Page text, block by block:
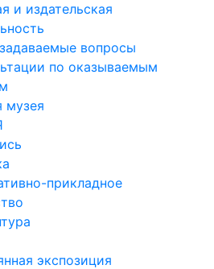
и издательская
вопросы
по оказываемым
музея
прикладное
экспозиция